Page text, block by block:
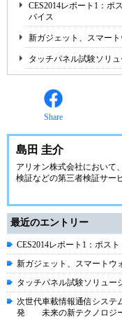
CES2014レポート1：
バイス
新ガジェット、スマー
タッチパネル試験ソリ
Share
島田 圭介
アリオン株式会社において
検証などの第三者検証サー
最近のエントリー
CES2014レポート1：ポス
新ガジェット、スマートウ
タッチパネル試験ソリュー
次世代車載情報通信システ
発 未来の新テクノロジー